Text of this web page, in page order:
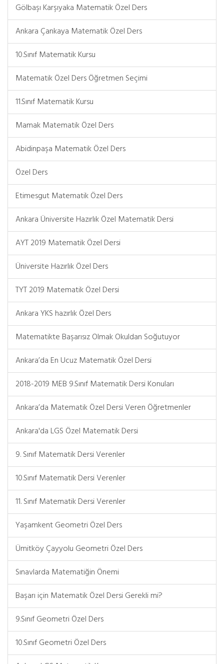
Gölbaşı Karşıyaka Matematik Özel Ders
Ankara Çankaya Matematik Özel Ders
10.Sınıf Matematik Kursu
Matematik Özel Ders Öğretmen Seçimi
11.Sınıf Matematik Kursu
Mamak Matematik Özel Ders
Abidinpaşa Matematik Özel Ders
Özel Ders
Etimesgut Matematik Özel Ders
Ankara Üniversite Hazırlık Özel Matematik Dersi
AYT 2019 Matematik Özel Dersi
Üniversite Hazırlık Özel Ders
TYT 2019 Matematik Özel Dersi
Ankara YKS hazırlık Özel Ders
Matematikte Başarısız Olmak Okuldan Soğutuyor
Ankara’da En Ucuz Matematik Özel Dersi
2018-2019 MEB 9.Sınıf Matematik Dersi Konuları
Ankara’da Matematik Özel Dersi Veren Öğretmenler
Ankara'da LGS Özel Matematik Dersi
9. Sınıf Matematik Dersi Verenler
10.Sınıf Matematik Dersi Verenler
11. Sınıf Matematik Dersi Verenler
Yaşamkent Geometri Özel Ders
Ümitköy Çayyolu Geometri Özel Ders
Sınavlarda Matematiğin Önemi
Başarı için Matematik Özel Dersi Gerekli mi?
9.Sınıf Geometri Özel Ders
10.Sınıf Geometri Özel Ders